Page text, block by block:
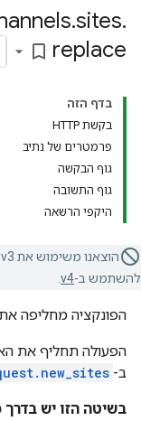
.sites.
replace
bookmark_border
בדף הזה
בקשת HTTP
פרמטרים של נתיב
גוף הבקשה
גוף התשובה
היקפי הרשאה
להשתמש ב-v4
הפונקציה מחליפה
הפעולה תחליף את
ב-
בשיטה הזו יש בדרך